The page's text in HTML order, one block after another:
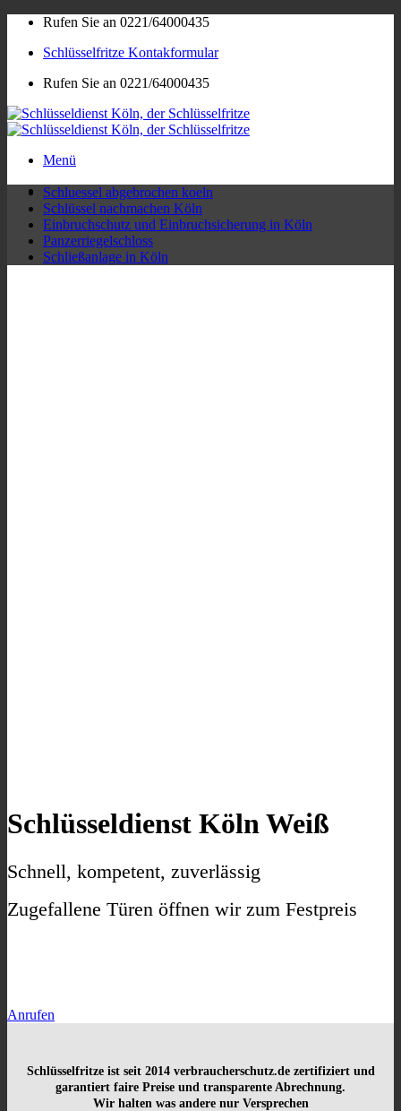
Zum
springen
Rufen Sie an 0221/64000435
Schlüsselfritze Kontakformular
Rufen Sie an 0221/64000435
Menü
Schluessel abgebrochen koeln
Schlüssel nachmachen Köln
Einbruchschutz und Einbruchsicherung in Köln
Panzerriegelschloss
Schließanlage in Köln
Schlüsseldienst Köln Weiß
Schnell, kompetent, zuverlässig
Zugefallene Türen öffnen wir zum Festpreis
Anrufen
Schlüsselfritze ist seit 2014 verbraucherschutz.de zertifiziert und
garantiert faire Preise und transparente Abrechnung.
Wir halten was andere nur Versprechen